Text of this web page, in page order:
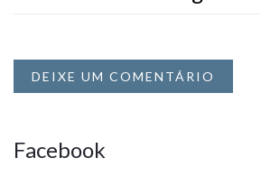
DEIXE UM COMENTÁRIO
Facebook